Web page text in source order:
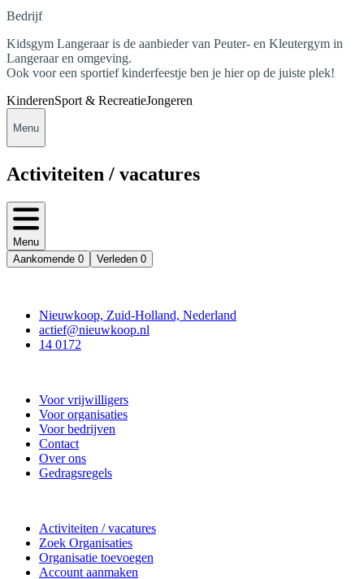
Bedrijf
Kidsgym Langeraar is de aanbieder van Peuter- en Kleutergym in
Langeraar en omgeving.
Ook voor een sportief kinderfeestje ben je hier op de juiste plek!
KinderenSport & RecreatieJongeren
Menu
Activiteiten / vacatures
Menu
Aankomende 0 Verleden 0
Nieuwkoop, Zuid-Holland, Nederland
actief@nieuwkoop.nl
14 0172
Voor vrijwilligers
Voor organisaties
Voor bedrijven
Contact
Over ons
Gedragsregels
Activiteiten / vacatures
Zoek Organisaties
Organisatie toevoegen
Account aanmaken